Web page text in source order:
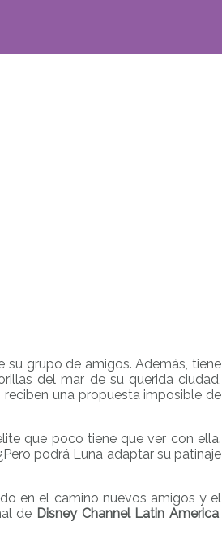
su grupo de amigos. Además, tiene
del mar de su querida ciudad,
una propuesta imposible de
que poco tiene que ver con ella.
podrá Luna adaptar su patinaje
en el camino nuevos amigos y el
de Disney Channel Latin America,